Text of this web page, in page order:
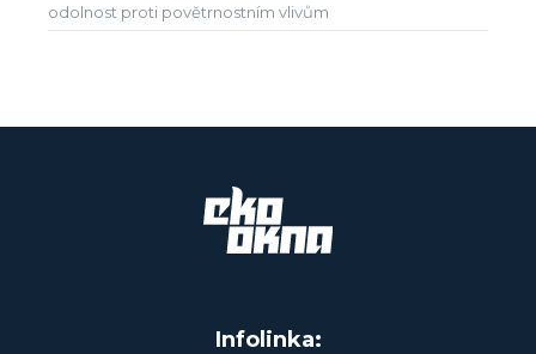
odolnost proti povětrnostním vlivům
Infolinka: